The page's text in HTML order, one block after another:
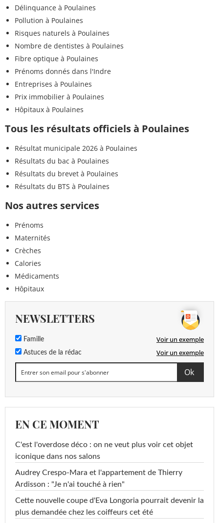
Délinquance à Poulaines
Pollution à Poulaines
Risques naturels à Poulaines
Nombre de dentistes à Poulaines
Fibre optique à Poulaines
Prénoms donnés dans l'Indre
Entreprises à Poulaines
Prix immobilier à Poulaines
Hôpitaux à Poulaines
Tous les résultats officiels à Poulaines
Résultat municipale 2026 à Poulaines
Résultats du bac à Poulaines
Résultats du brevet à Poulaines
Résultats du BTS à Poulaines
Nos autres services
Prénoms
Maternités
Crèches
Calories
Médicaments
Hôpitaux
NEWSLETTERS
Famille Voir un exemple
Astuces de la rédac Voir un exemple
EN CE MOMENT
C'est l'overdose déco : on ne veut plus voir cet objet
iconique dans nos salons
Audrey Crespo-Mara et l'appartement de Thierry
Ardisson : "Je n'ai touché à rien"
Cette nouvelle coupe d'Eva Longoria pourrait devenir la
plus demandée chez les coiffeurs cet été